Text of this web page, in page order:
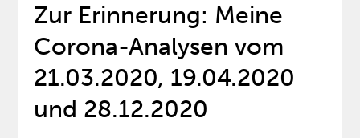
Zur Erinnerung: Meine
Corona-Analysen vom
21.03.2020, 19.04.2020
und 28.12.2020